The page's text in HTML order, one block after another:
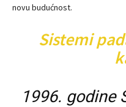
novu budućnost.
Sistemi
1996. godine